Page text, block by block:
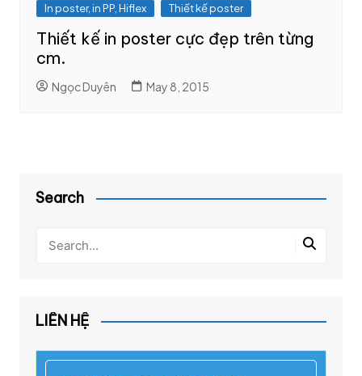
In poster, in PP, Hiflex Thiết kế poster
Thiết kế in poster cực đẹp trên từng
cm.
Ngọc Duyên May 8, 2015
Search
LIÊN HỆ